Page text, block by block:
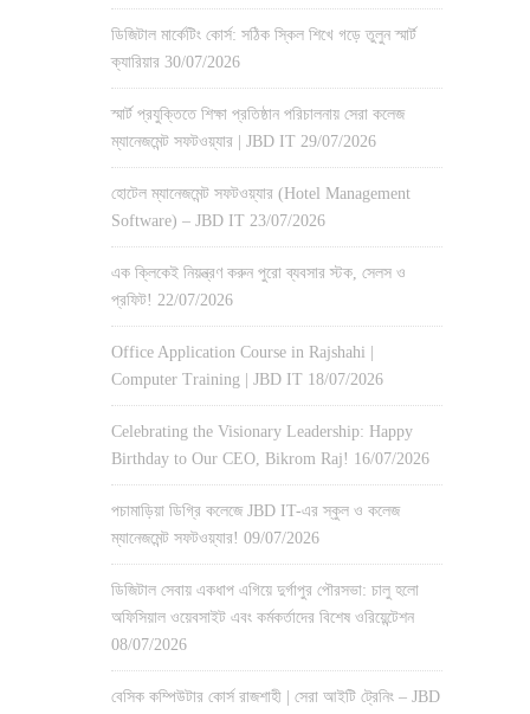
ডিজিটাল মার্কেটিং কোর্স: সঠিক স্কিল শিখে গড়ে তুলুন স্মার্ট
ক্যারিয়ার 30/07/2026
স্মার্ট প্রযুক্তিতে শিক্ষা প্রতিষ্ঠান পরিচালনায় সেরা কলেজ
ম্যানেজমেন্ট সফটওয়্যার | JBD IT 29/07/2026
হোটেল ম্যানেজমেন্ট সফটওয়্যার (Hotel Management
Software) – JBD IT 23/07/2026
এক ক্লিকেই নিয়ন্ত্রণ করুন পুরো ব্যবসার স্টক, সেলস ও
প্রফিট! 22/07/2026
Office Application Course in Rajshahi |
Computer Training | JBD IT 18/07/2026
Celebrating the Visionary Leadership: Happy
Birthday to Our CEO, Bikrom Raj! 16/07/2026
পচামাড়িয়া ডিগ্রি কলেজে JBD IT-এর স্কুল ও কলেজ
ম্যানেজমেন্ট সফটওয়্যার! 09/07/2026
ডিজিটাল সেবায় একধাপ এগিয়ে দুর্গাপুর পৌরসভা: চালু হলো
অফিসিয়াল ওয়েবসাইট এবং কর্মকর্তাদের বিশেষ ওরিয়েন্টেশন
08/07/2026
বেসিক কম্পিউটার কোর্স রাজশাহী | সেরা আইটি ট্রেনিং – JBD